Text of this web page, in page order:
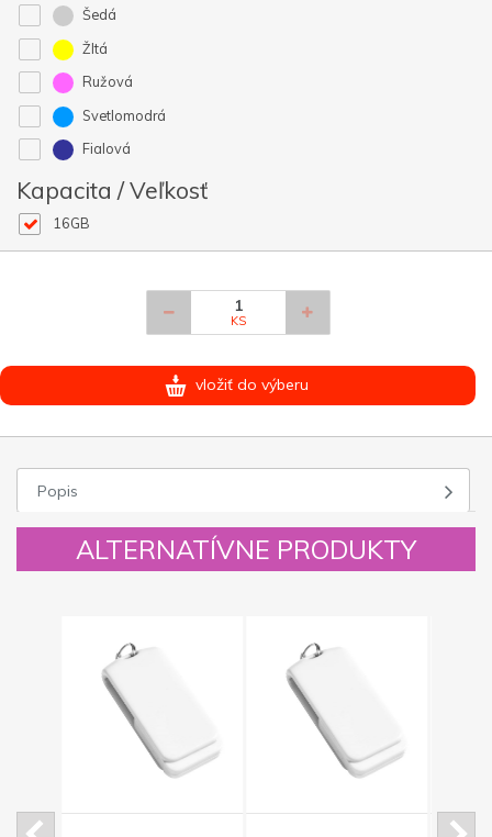
Šedá
Žltá
Ružová
Svetlomodrá
Fialová
Kapacita / Veľkosť
16GB
KS
vložiť do výberu
Popis
ALTERNATÍVNE PRODUKTY